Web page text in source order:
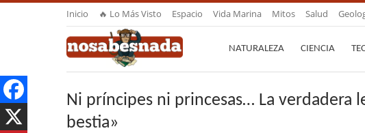
Inicio 🔥 Lo Más Visto Espacio Vida Marina Mitos Salud
NATURALEZA CIENCIA
Ni príncipes ni princesas… La verdadera
bestia»